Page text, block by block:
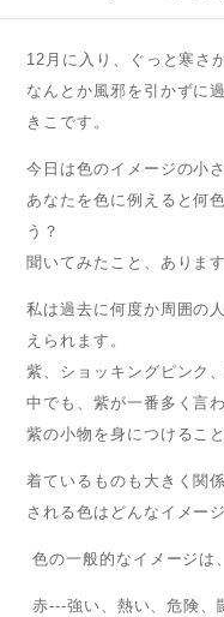
12月に入り、ぐっと寒さ
なんとか風邪を引かずに
きこです。
今日は色のイメージの小
あなたを色に例えると何
う？
聞いてみたこと、ありま
私は過去に何度か周囲の
えられます。
紫、ショッキングピンク
中でも、紫が一番多く言
紫の小物を身につけるこ
着ているものも大きく関
される色はどんなイメー
色の一般的なイメージは
赤---強い、熱い、危険